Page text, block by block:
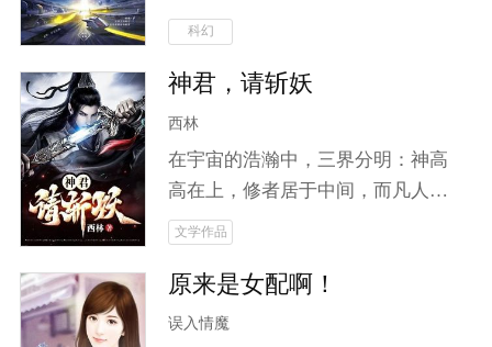
竭尽所能地护她，选择她。被她误
会，他也没有放弃爱她。最后，他
背叛了父亲，成就了她的复仇。身
份揭开的时候，两个人终于互诉爱
意，完成婚约。
毒。 当灿然的恒星耗尽所有能量，
当大地只剩无尽的黑夜，当历史只
剩下罪恶，当惨烈的战火蔓延… 向
着唯一微弱的银河星光祈祷，人们
所向往的光明，何时重现于世。 希
望，究竟在何方。乞求神明的垂
怜？神明又在哪里呢？ 人类是脆弱
的，但同时也是最强大的，灾难中
的屹立不倒，民族的强大凝聚力超
越这世间一个东西。 “情感不是无
用的东西，而是每个人活在世界上
科幻
神君，请斩妖
西林
在宇宙的浩瀚中，三界分明：神高
高在上，修者居于中间，而凡人却
被遗忘于尘世。随着妖道的崛起，
血雨。城主之子云笙，本是无名之
辈，却因神魂附体而开启了修仙之
文学作品
原来是女配啊！
误入情魔